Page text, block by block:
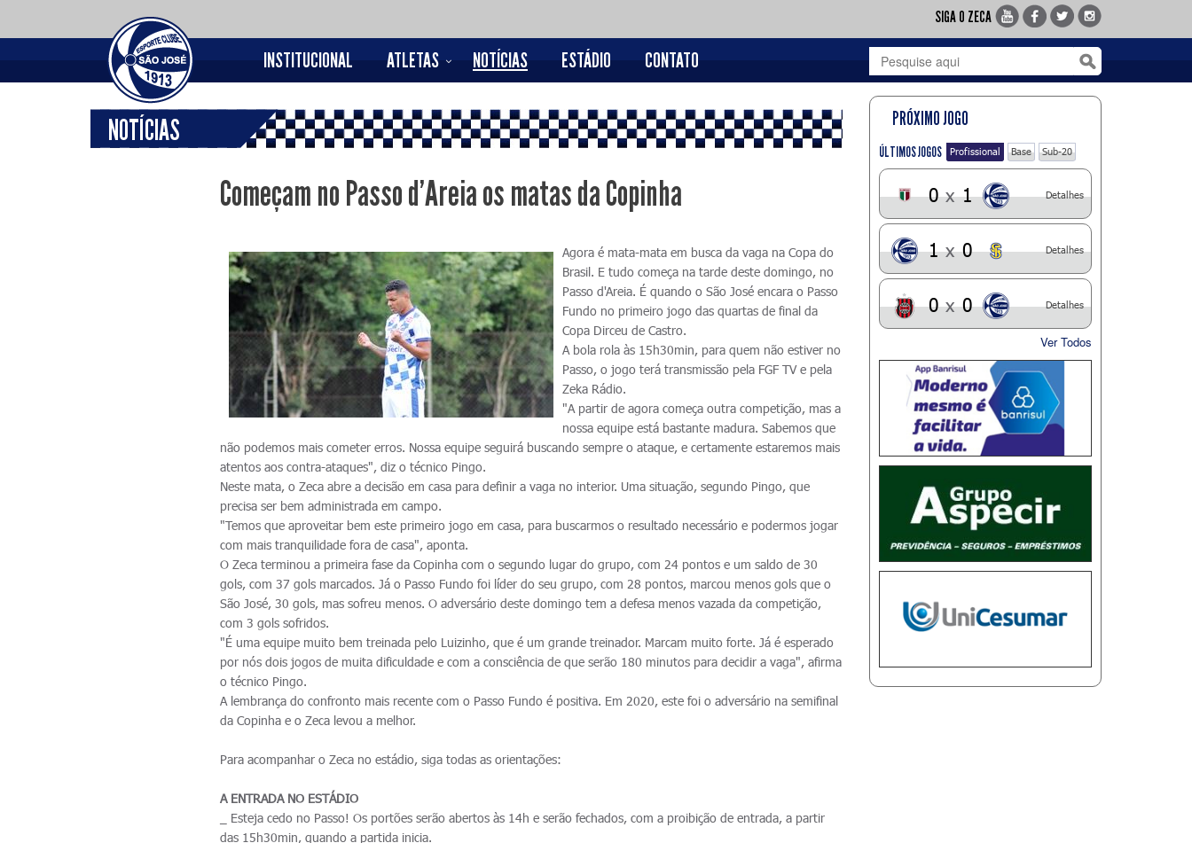
SIGA O ZECA
INSTITUCIONAL ATLETAS NOTÍCIAS ESTÁDIO CONTATO
NOTÍCIAS
Começam no Passo d'Areia os matas da Copinha
Agora é mata-mata em busca da vaga na Copa do
Brasil. E tudo começa na tarde deste domingo, no
Passo d'Areia. É quando o São José encara o Passo
Fundo no primeiro jogo das quartas de final da
Copa Dirceu de Castro.
A bola rola às 15h30min, para quem não estiver no
Passo, o jogo terá transmissão pela FGF TV e pela
Zeka Rádio.
"A partir de agora começa outra competição, mas a
nossa equipe está bastante madura. Sabemos que
não podemos mais cometer erros. Nossa equipe seguirá buscando sempre o ataque, e certamente estaremos mais
atentos aos contra-ataques", diz o técnico Pingo.
Neste mata, o Zeca abre a decisão em casa para definir a vaga no interior. Uma situação, segundo Pingo, que
precisa ser bem administrada em campo.
"Temos que aproveitar bem este primeiro jogo em casa, para buscarmos o resultado necessário e podermos jogar
com mais tranquilidade fora de casa", aponta.
O Zeca terminou a primeira fase da Copinha com o segundo lugar do grupo, com 24 pontos e um saldo de 30
gols, com 37 gols marcados. Já o Passo Fundo foi líder do seu grupo, com 28 pontos, marcou menos gols que o
São José, 30 gols, mas sofreu menos. O adversário deste domingo tem a defesa menos vazada da competição,
com 3 gols sofridos.
"É uma equipe muito bem treinada pelo Luizinho, que é um grande treinador. Marcam muito forte. Já é esperado
por nós dois jogos de muita dificuldade e com a consciência de que serão 180 minutos para decidir a vaga", afirma
o técnico Pingo.
A lembrança do confronto mais recente com o Passo Fundo é positiva. Em 2020, este foi o adversário na semifinal
da Copinha e o Zeca levou a melhor.
Para acompanhar o Zeca no estádio, siga todas as orientações:
A ENTRADA NO ESTÁDIO
_ Esteja cedo no Passo! Os portões serão abertos às 14h e serão fechados, com a proibição de entrada, a partir
das 15h30min, quando a partida inicia.
PRÓXIMO JOGO
ÚLTIMOS JOGOS Profissional Base Sub-20
0 x 1 Detalhes
1 x 0 Detalhes
0 x 0 Detalhes
Ver Todos